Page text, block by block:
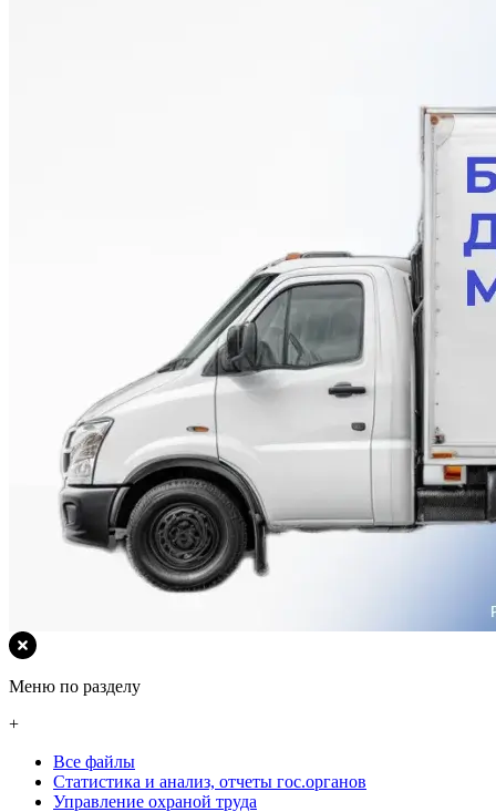
Меню по разделу
+
Все файлы
Статистика и анализ, отчеты гос.органов
Управление охраной труда